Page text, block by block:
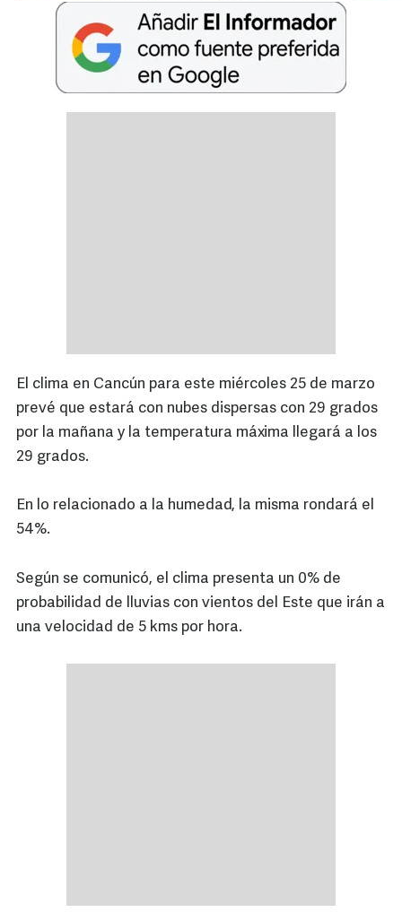
El clima en Cancún para este miércoles 25 de marzo
prevé que estará con nubes dispersas con 29 grados
por la mañana y la temperatura máxima llegará a los
29 grados.
En lo relacionado a la humedad, la misma rondará el
54%.
Según se comunicó, el clima presenta un 0% de
probabilidad de lluvias con vientos del Este que irán a
una velocidad de 5 kms por hora.